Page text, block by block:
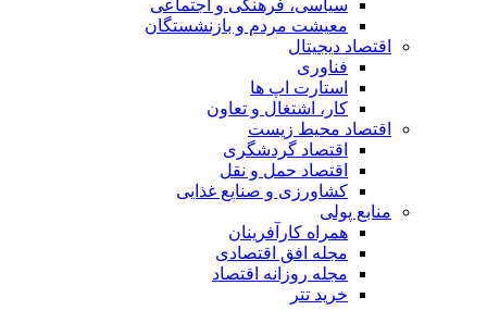
سیاسی، فرهنگی و اجتماعی
معیشت مردم و بازنشستگان
اقتصاد دیجیتال
فناوری
استارت اپ ها
کار، اشتغال و تعاون
اقتصاد محیط زیست
اقتصاد گردشگری
اقتصاد حمل و نقل
کشاورزی و صنایع غذایی
منابع پولی
همراه کارآفرینان
مجله افق اقتصادی
مجله روزانه اقتصاد
خرید تتر